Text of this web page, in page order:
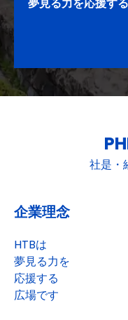
社是・
企業理念
HTBは
夢見る力を
応援する
広場です